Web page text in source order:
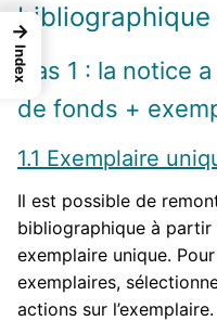
bibliographique
Cas 1 : la notice
de fonds +
1.1 Exemplaire
Il est possible de
bibliographique à partir
exemplaire unique.
exemplaires,
actions sur l’exemplaire.
→
Index